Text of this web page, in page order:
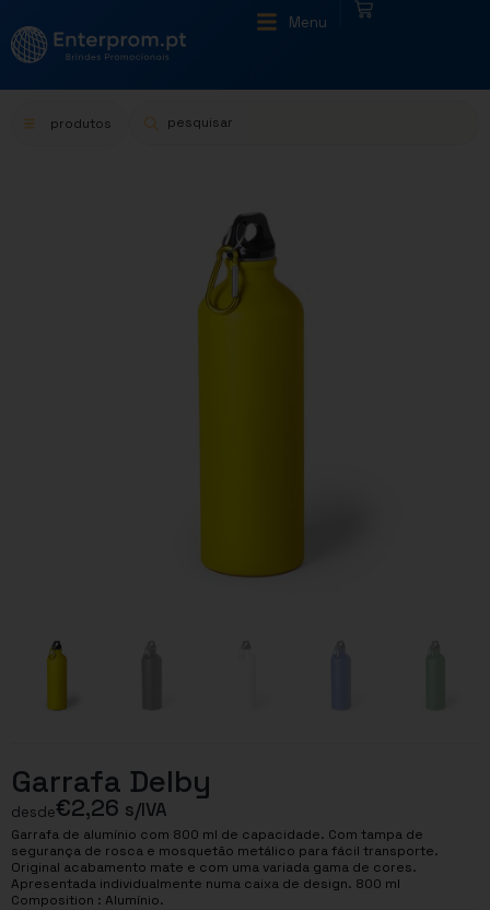
Menu
produtos
Garrafa Delby
desde€2,26 s/IVA
Garrafa de alumínio com 800 ml de capacidade. Com tampa de
segurança de rosca e mosquetão metálico para fácil transporte.
Original acabamento mate e com uma variada gama de cores.
Apresentada individualmente numa caixa de design. 800 ml
Composition : Alumínio.